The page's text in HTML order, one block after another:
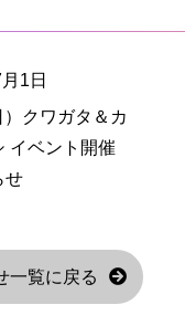
1日
クワガタ＆カ
イベント開催
せ
一覧に戻る